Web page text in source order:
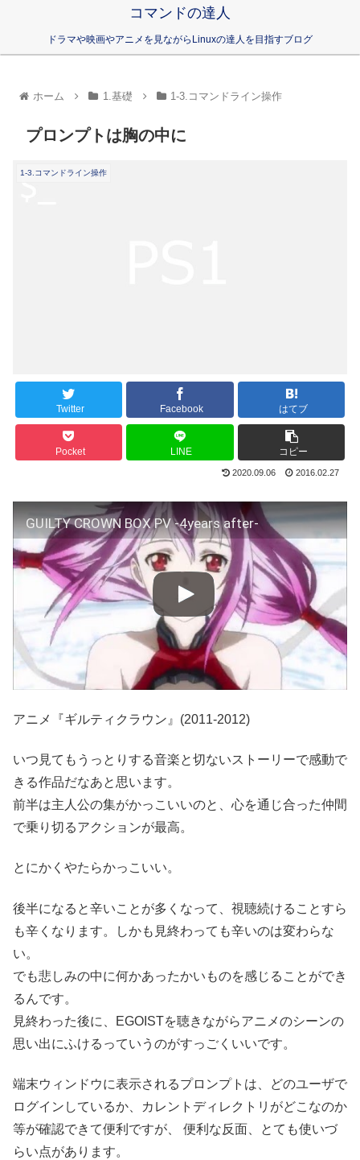
コマンドの達人
ドラマや映画やアニメを見ながらLinuxの達人を目指すブログ
ホーム 1.基礎 1-3.コマンドライン操作
プロンプトは胸の中に
1-3.コマンドライン操作
Twitter Facebook はてブ
Pocket LINE コピー
2020.09.06 2016.02.27
GUILTY CROWN BOX PV -4years after-
アニメ『ギルティクラウン』(2011-2012)
いつ見てもうっとりする音楽と切ないストーリーで感動で
きる作品だなあと思います。
前半は主人公の集がかっこいいのと、心を通じ合った仲間
で乗り切るアクションが最高。
とにかくやたらかっこいい。
後半になると辛いことが多くなって、視聴続けることすら
も辛くなります。しかも見終わっても辛いのは変わらな
い。
でも悲しみの中に何かあったかいものを感じることができ
るんです。
見終わった後に、EGOISTを聴きながらアニメのシーンの
思い出にふけるっていうのがすっごくいいです。
端末ウィンドウに表示されるプロンプトは、どのユーザで
ログインしているか、カレントディレクトリがどこなのか
等が確認できて便利ですが、 便利な反面、とても使いづ
らい点があります。